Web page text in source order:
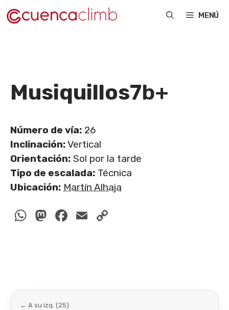
Saltar
al
MENÚ
Musiquillos7b+
Número de vía: 26
Inclinación:Vertical
Orientación: Sol por la tarde
Tipo de escalada: Técnica
Ubicación: Martín Alhaja
WhatsApp
Mastodon
Facebook
Email
← A su izq. (25)